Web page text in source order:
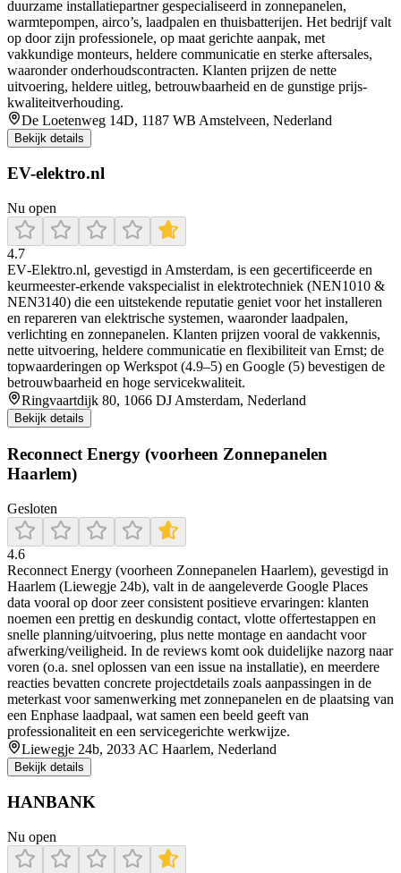
duurzame installatiepartner gespecialiseerd in zonnepanelen,
warmtepompen, airco’s, laadpalen en thuisbatterijen. Het bedrijf valt
op door zijn professionele, op maat gerichte aanpak, met
vakkundige monteurs, heldere communicatie en sterke aftersales,
waaronder onderhoudscontracten. Klanten prijzen de nette
uitvoering, heldere uitleg, betrouwbaarheid en de gunstige prijs-
kwaliteitverhouding.
De Loetenweg 14D, 1187 WB Amstelveen, Nederland
Bekijk details
EV-elektro.nl
Nu open
4.7
EV‑Elektro.nl, gevestigd in Amsterdam, is een gecertificeerde en
keurmeester‑erkende vakspecialist in elektrotechniek (NEN1010 &
NEN3140) die een uitstekende reputatie geniet voor het installeren
en repareren van elektrische systemen, waaronder laadpalen,
verlichting en zonnepanelen. Klanten prijzen vooral de vakkennis,
nette uitvoering, heldere communicatie en flexibiliteit van Ernst; de
topwaarderingen op Werkspot (4.9–5) en Google (5) bevestigen de
betrouwbaarheid en hoge servicekwaliteit.
Ringvaartdijk 80, 1066 DJ Amsterdam, Nederland
Bekijk details
Reconnect Energy (voorheen Zonnepanelen
Haarlem)
Gesloten
4.6
Reconnect Energy (voorheen Zonnepanelen Haarlem), gevestigd in
Haarlem (Liewegje 24b), valt in de aangeleverde Google Places
data vooral op door zeer consistent positieve ervaringen: klanten
noemen een prettig en deskundig contact, vlotte offertestappen en
snelle planning/uitvoering, plus nette montage en aandacht voor
afwerking/veiligheid. In de reviews komt ook duidelijke nazorg naar
voren (o.a. snel oplossen van een issue na installatie), en meerdere
reacties bevatten concrete projectdetails zoals aanpassingen in de
meterkast voor samenwerking met zonnepanelen en de plaatsing van
een Enphase laadpaal, wat samen een beeld geeft van
professionaliteit en een servicegerichte werkwijze.
Liewegje 24b, 2033 AC Haarlem, Nederland
Bekijk details
HANBANK
Nu open